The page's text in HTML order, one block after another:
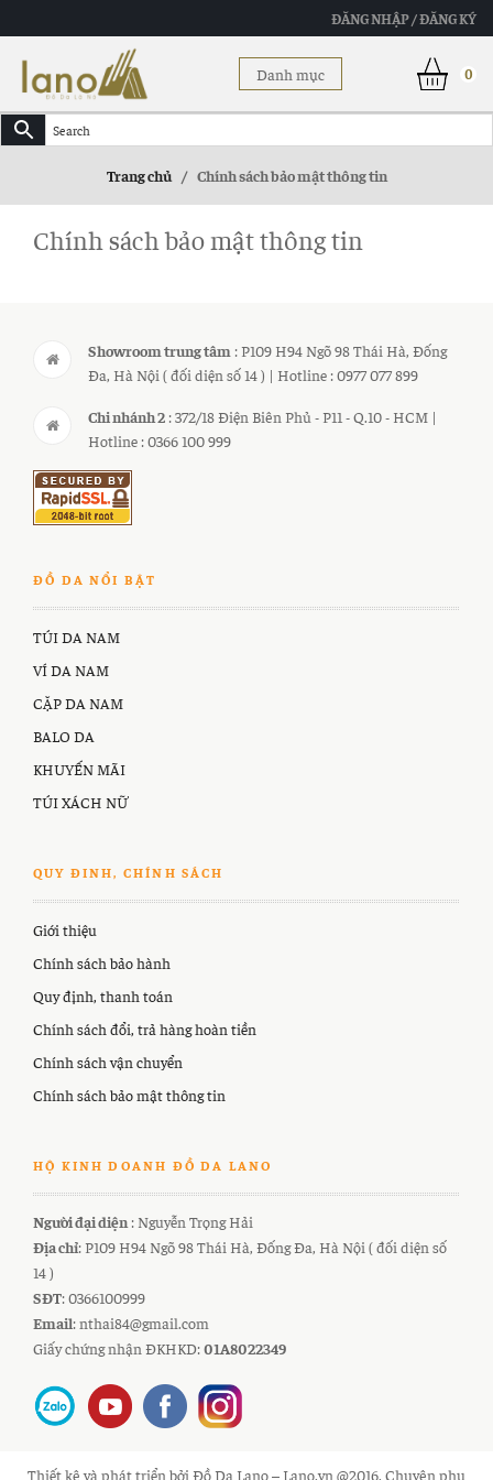
ĐĂNG NHẬP / ĐĂNG KÝ
Danh mục 0
Trang chủ / Chính sách bảo mật thông tin
Chính sách bảo mật thông tin
Showroom trung tâm : P109 H94 Ngõ 98 Thái Hà, Đống
Đa, Hà Nội ( đối diện số 14 ) | Hotline : 0977 077 899
Chi nhánh 2 : 372/18 Điện Biên Phủ - P11 - Q.10 - HCM |
Hotline : 0366 100 999
ĐỒ DA NỔI BẬT
TÚI DA NAM
VÍ DA NAM
CẶP DA NAM
BALO DA
KHUYẾN MÃI
TÚI XÁCH NỮ
QUY ĐINH, CHÍNH SÁCH
Giới thiệu
Chính sách bảo hành
Quy định, thanh toán
Chính sách đổi, trả hàng hoàn tiền
Chính sách vận chuyển
Chính sách bảo mật thông tin
HỘ KINH DOANH ĐỒ DA LANO
Người đại diện : Nguyễn Trọng Hải
Địa chỉ: P109 H94 Ngõ 98 Thái Hà, Đống Đa, Hà Nội ( đối diện số
14 )
SĐT: 0366100999
Email: nthai84@gmail.com
Giấy chứng nhận ĐKHKD:01A8022349
Thiết kê và phát triển bởi Đồ Da Lano – Lano.vn @2016. Chuyên phụ